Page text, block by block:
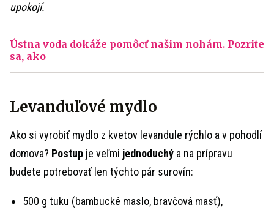
upokojí.
Ústna voda dokáže pomôcť našim nohám. Pozrite
sa, ako
Levanduľové mydlo
Ako si vyrobiť mydlo z kvetov levandule rýchlo a v pohodlí
domova? Postup je veľmi jednoduchý a na prípravu
budete potrebovať len týchto pár surovín:
500 g tuku (bambucké maslo, bravčová masť),